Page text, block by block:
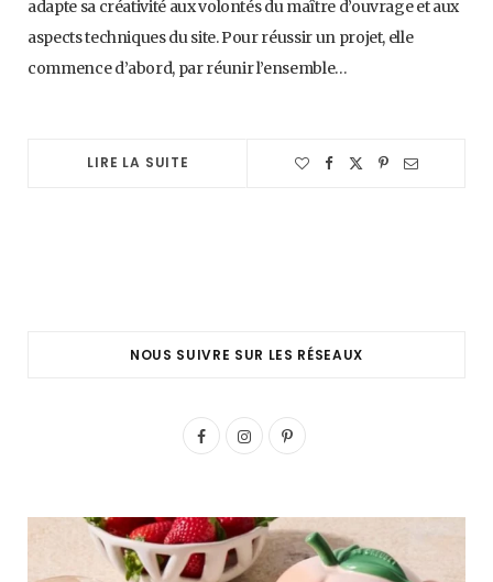
adapte sa créativité aux volontés du maître d’ouvrage et aux
aspects techniques du site. Pour réussir un projet, elle
commence d’abord, par réunir l’ensemble…
LIRE LA SUITE
NOUS SUIVRE SUR LES RÉSEAUX
F
e
I
t
P
t